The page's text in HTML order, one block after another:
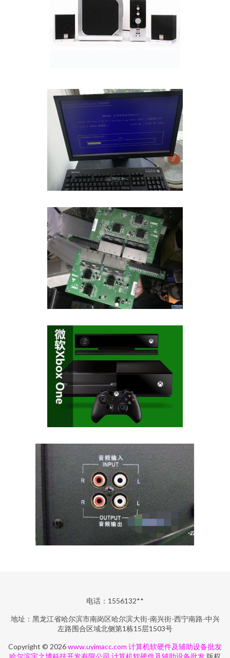
电话：1556132**
地址：黑龙江省哈尔滨市南岗区哈尔滨大街-南兴街-西宁南路-中兴
左路围合区域北侧第1栋15层1503号
Copyright © 2026www.uyimacc.com 计算机软硬件及辅助设备批发
哈尔滨宇之博科技开发有限公司 计算机软硬件及辅助设备批发 版权